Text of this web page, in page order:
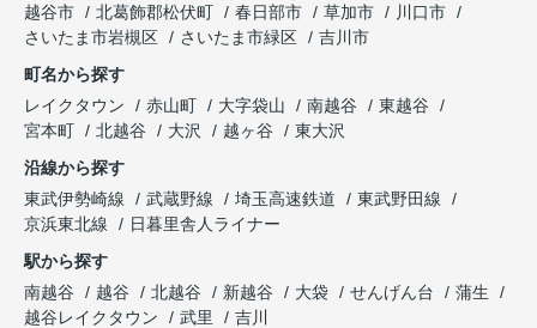
越谷市
北葛飾郡松伏町 春日部市 草加市
川口市
さいたま市岩槻区
さいたま市緑区
吉川市
町名から探す
レイクタウン
赤山町 大字袋山 南越谷
東越谷
宮本町
北越谷 大沢 越ヶ谷
東大沢
沿線から探す
東武伊勢崎線
武蔵野線 埼玉高速鉄道
東武野田線
京浜東北線
日暮里舎人ライナー
駅から探す
南越谷
越谷 北越谷 新越谷 大袋 せんげん台
蒲生
越谷レイクタウン
武里 吉川